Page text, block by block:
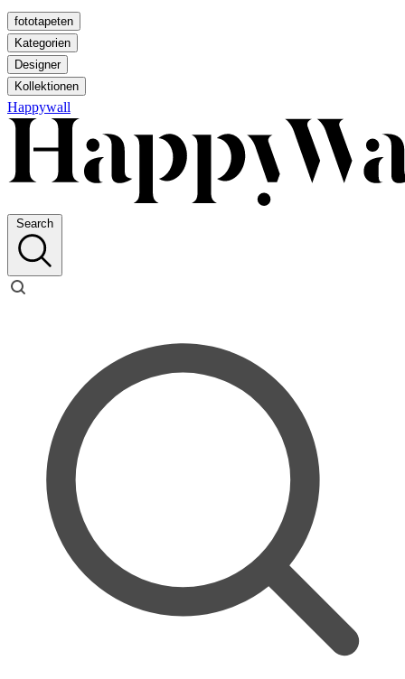
fototapeten
Kategorien
Designer
Kollektionen
Happywall
Search